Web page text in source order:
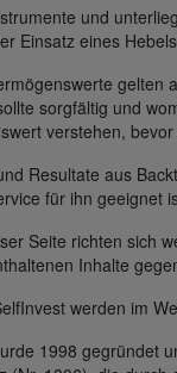
und
Einsatz eines
sorgfältig und
verstehen,
Resultate aus
für ihn geeignet
Seite richten sich
Inhalte
werden im
1998 gegründet